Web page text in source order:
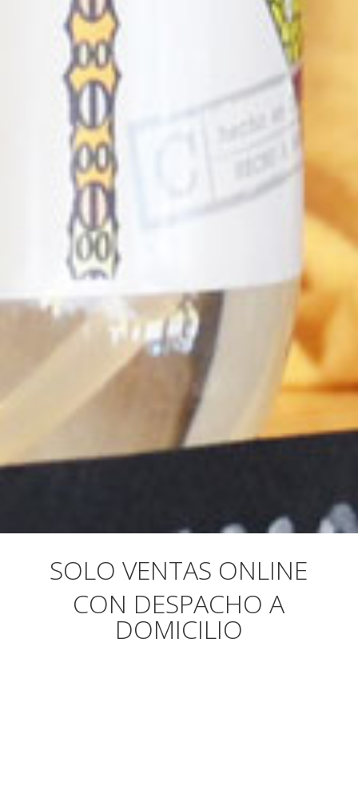
SOLO VENTAS ONLINE
CON DESPACHO A
DOMICILIO